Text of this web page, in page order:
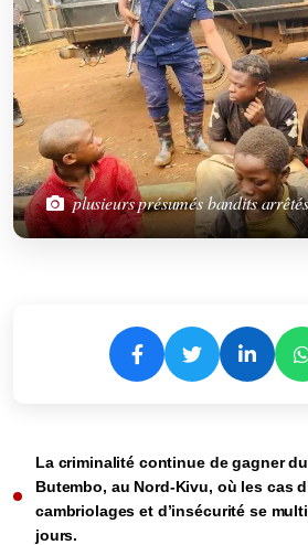
plusieurs présumés bandits
La criminalité continue de gagner
Butembo, au Nord-Kivu, où les cas
cambriolages et d’insécurité se
jours.